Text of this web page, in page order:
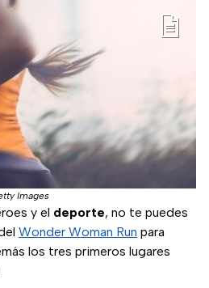
Images
y el deporte, no te puedes
Wonder Woman Run para
los tres primeros lugares